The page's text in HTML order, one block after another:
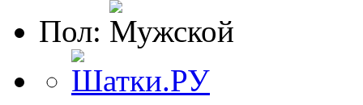
Пол: